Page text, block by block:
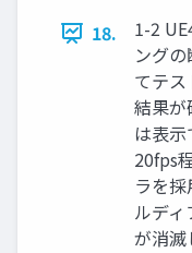
18.
1-2
ング
てテ
結果
は表
20fps
ラを
ルデ
が消